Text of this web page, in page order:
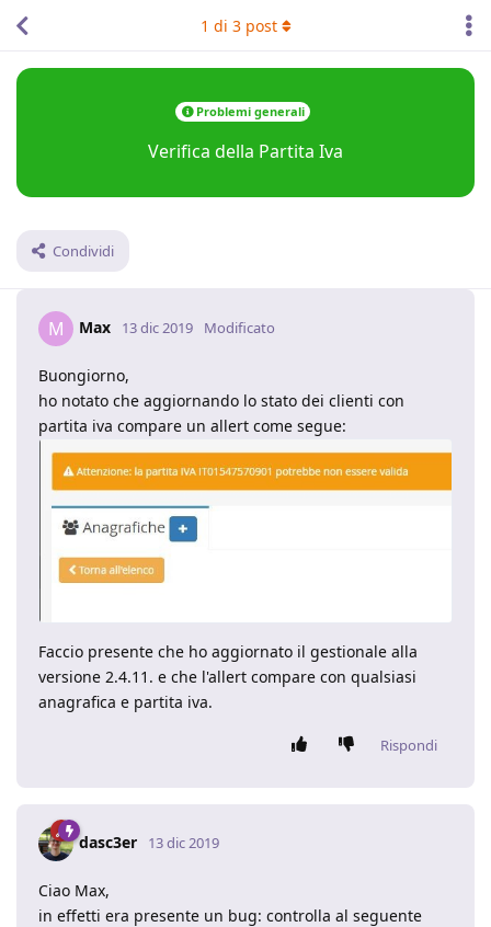
Problemi generali
Verifica della Partita Iva
Condividi
1 di 3post
M Max 13 dic 2019 Modificato
Buongiorno,
ho notato che aggiornando lo stato dei clienti con
partita iva compare un allert come segue:
Faccio presente che ho aggiornato il gestionale alla
versione 2.4.11. e che l'allert compare con qualsiasi
anagrafica e partita iva.
Rispondi
dasc3er 13 dic 2019
Ciao Max,
in effetti era presente un bug: controlla al seguente